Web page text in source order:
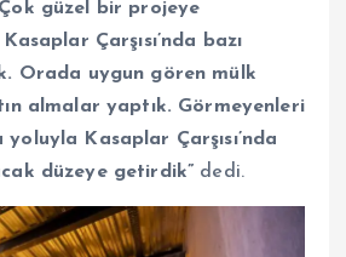
güzel bir projeye
Çarşısı’nda bazı
Orada uygun gören mülk
almalar yaptık. Görmeyenleri
Kasaplar Çarşısı’nda
düzeye getirdik” dedi.